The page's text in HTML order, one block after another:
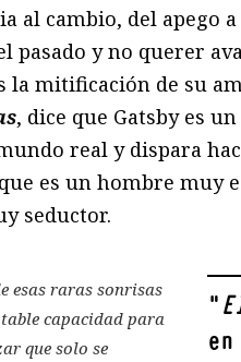
al cambio, del apego
pasado y no querer
la mitificación de su
, dice que Gatsby es
real y dispara
es un hombre muy
seductor.
"
esas raras sonrisas
capacidad para
que solo se